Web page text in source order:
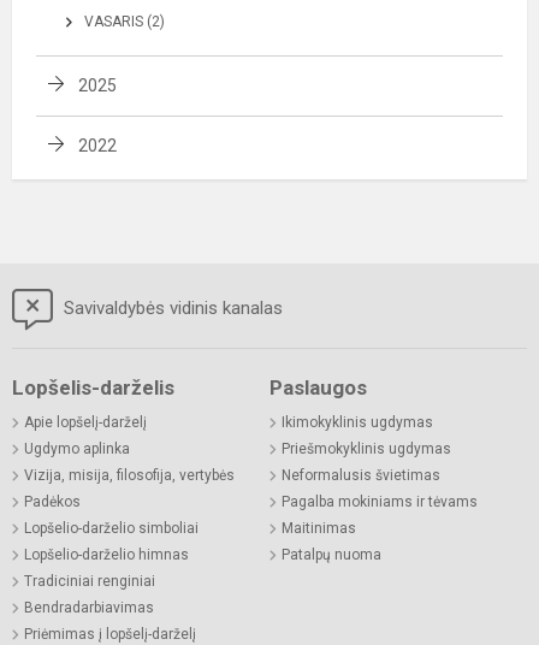
VASARIS (2)
2025
2022
Savivaldybės vidinis kanalas
Lopšelis-darželis
Apie lopšelį-darželį
Ugdymo aplinka
Vizija, misija, filosofija, vertybės
Padėkos
Lopšelio-darželio simboliai
Lopšelio-darželio himnas
Tradiciniai renginiai
Bendradarbiavimas
Priėmimas į lopšelį-darželį
Paslaugos
Ikimokyklinis ugdymas
Priešmokyklinis ugdymas
Neformalusis švietimas
Pagalba mokiniams ir tėvams
Maitinimas
Patalpų nuoma